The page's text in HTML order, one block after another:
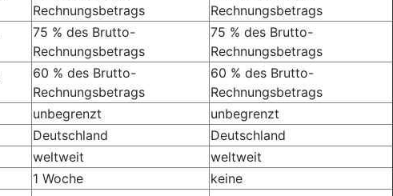
Rechnungsbetrags
Rechnungsbetrags
75 % des Brutto-
Rechnungsbetrags
75 % des Brutto-
Rechnungsbetrags
60 % des Brutto-
Rechnungsbetrags
60 % des Brutto-
Rechnungsbetrags
unbegrenzt
unbegrenzt
Deutschland
Deutschland
weltweit
weltweit
1 Woche
keine